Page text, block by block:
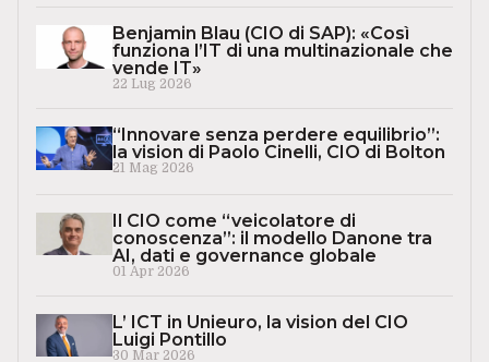
Benjamin Blau (CIO di SAP): «Così
funziona l’IT di una multinazionale che
vende IT»
22 Lug 2026
“Innovare senza perdere equilibrio”:
la vision di Paolo Cinelli, CIO di Bolton
21 Mag 2026
Il CIO come “veicolatore di
conoscenza”: il modello Danone tra
AI, dati e governance globale
01 Apr 2026
L’ ICT in Unieuro, la vision del CIO
Luigi Pontillo
30 Mar 2026